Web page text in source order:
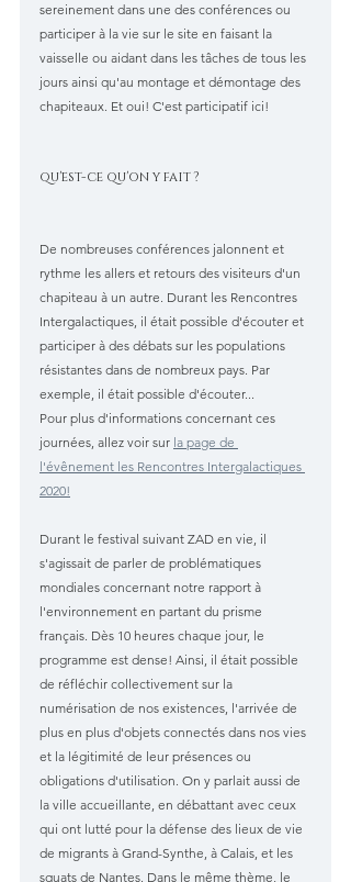
sereinement dans une des conférences ou
participer à la vie sur le site en faisant la
vaisselle ou aidant dans les tâches de tous les
jours ainsi qu'au montage et démontage des
chapiteaux. Et oui! C'est participatif ici!
qu'est-ce qu'on y fait ?
De nombreuses conférences jalonnent et
rythme les allers et retours des visiteurs d'un
chapiteau à un autre. Durant les Rencontres
Intergalactiques, il était possible d'écouter et
participer à des débats sur les populations
résistantes dans de nombreux pays. Par
exemple, il était possible d'écouter...
Pour plus d'informations concernant ces
journées, allez voir sur la page de
l'évênement les Rencontres Intergalactiques
2020!
Durant le festival suivant ZAD en vie, il
s'agissait de parler de problématiques
mondiales concernant notre rapport à
l'environnement en partant du prisme
français. Dès 10 heures chaque jour, le
programme est dense! Ainsi, il était possible
de réfléchir collectivement sur la
numérisation de nos existences, l'arrivée de
plus en plus d'objets connectés dans nos vies
et la légitimité de leur présences ou
obligations d'utilisation. On y parlait aussi de
la ville accueillante, en débattant avec ceux
qui ont lutté pour la défense des lieux de vie
de migrants à Grand-Synthe, à Calais, et les
squats de Nantes. Dans le même thème, le